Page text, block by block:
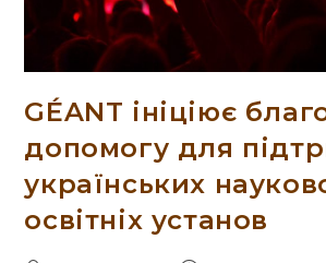
GÉANT ініціює
допомогу для
українських
освітніх установ